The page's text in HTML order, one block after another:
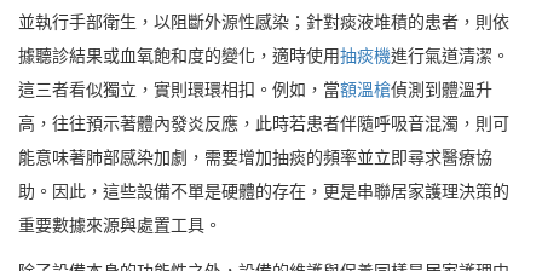
並執行手部衛生，以阻斷外源性感染；針對痰液堆積的患者，則依
據聽診結果或血氧飽和度的變化，適時使用抽痰機進行氣道清潔。
這三者看似獨立，實則環環相扣。例如，當額溫槍偵測到體溫升
高，往往預示著體內發炎反應，此時若患者伴隨呼吸音混濁，則可
能意味著肺部感染加劇，需要增加抽痰的頻率並立即尋求醫療協
助。因此，這些設備不單是硬體的存在，更是串聯居家護理決策的
重要數據來源與處置工具。